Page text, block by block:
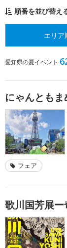
順番を並び替え
エリア
愛知県の夏イベント
にゃんとも
フェア
歌川国芳展